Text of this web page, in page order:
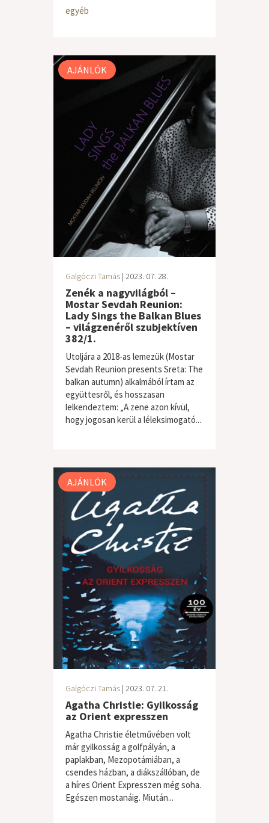
egyéb
AJÁNLÓK
Galgóczi Tamás | 2023. 07. 28.
Zenék a nagyvilágból –
Mostar Sevdah Reunion:
Lady Sings the Balkan Blues
– világzenéről szubjektíven
382/1.
Utoljára a 2018-as lemezük (Mostar
Sevdah Reunion presents Sreta: The
balkan autumn) alkalmából írtam az
együttesről, és hosszasan
lelkendeztem: „A zene azon kívül,
hogy jogosan kerül a léleksimogató...
világzene / folk
AJÁNLÓK
Galgóczi Tamás | 2023. 07. 21.
Agatha Christie: Gyilkosság
az Orient expresszen
Agatha Christie életművében volt
már gyilkosság a golfpályán, a
paplakban, Mezopotámiában, a
csendes házban, a diákszállóban, de
a híres Orient Expresszen még soha.
Egészen mostanáig. Miután...